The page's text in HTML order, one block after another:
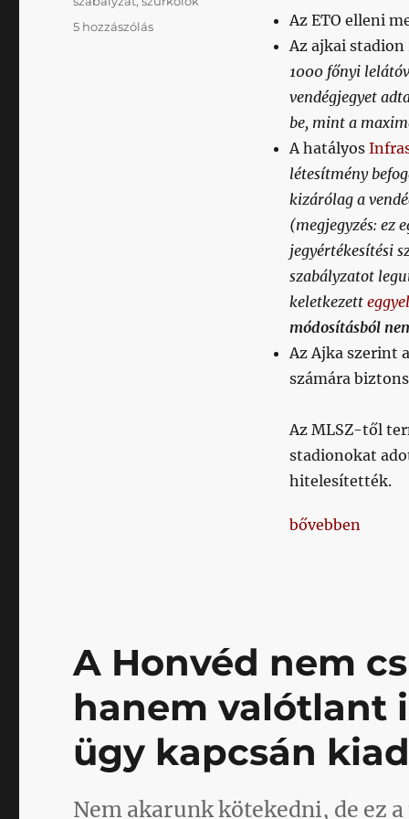
Az ETO elleni
Az ajkai
1000 főnyi
vendégjegyet
be, mint a
A hatályos
létesítmény
kizárólag a
(megjegyzés: ez
jegyértékesítési
szabályzatot
keletkezett
módosításból
Az Ajka szerint
számára
Az MLSZ-től
stadionokat
hitelesítették.
„Az Ajka
bővebben
5 hozzászólásAz
A Honvéd nem
hanem valótlant
ügy kapcsán
Nem akarunk kötekedni, de ez